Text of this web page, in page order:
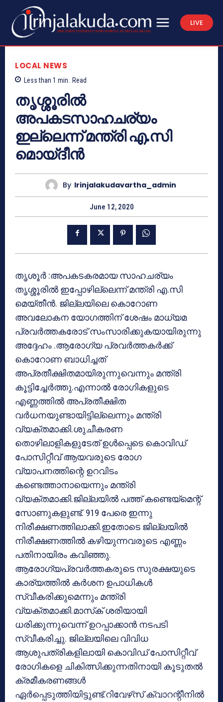
LIVE
LOCAL NEWS
Less than 1 min. Read
തൃശ്ശൂരിൽ
അപകടസാഹചര്യം
ഇല്ലെന്ന് മന്ത്രി എ.സി
മൊയ്‌ദീൻ
By Irinjalakudavartha_admin
June 12, 2020
തൃശൂർ :അപകടകരമായ സാഹചര്യം
തൃശ്ശൂരില്‍ ഇപ്പോഴില്ലെന്ന് മന്ത്രി എ.സി
മെയ്തീന്‍. ജില്ലയിലെ കൊറോണ
അവലോകന യോഗത്തിന് ശേഷം മാധ്യമ
പ്രവര്‍ത്തകരോട് സംസാരിക്കുകയായിരുന്നു
അദ്ദേഹം .ആരോഗ്യ പ്രവര്‍ത്തകര്‍ക്ക്
കൊറോണ ബാധിച്ചത്
അപ്രതീക്ഷിതമായിരുന്നുവെന്നും മന്ത്രി
കൂട്ടിച്ചേര്‍ത്തു.എന്നാല്‍ രോഗികളുടെ
എണ്ണത്തില്‍ അപ്രതീക്ഷിത
വര്‍ധനയുണ്ടായിട്ടില്ലെന്നും മന്ത്രി
വ്യക്തമാക്കി.ശുചീകരണ
തൊഴിലാളികളുടേത് ഉള്‍പ്പെടെ കൊവിഡ്
പോസിറ്റീവ് ആയവരുടെ രോഗ
വ്യാപനത്തിന്റെ ഉറവിടം
കണ്ടെത്താനായെന്നും മന്ത്രി
വ്യക്തമാക്കി.ജില്ലയില്‍ പത്ത് കണ്ടെയ്‌മെന്റ്
സോണുകളുണ്ട്. 919 പേരെ ഇന്നു
നിരീക്ഷണത്തിലാക്കി.ഇതോടെ ജില്ലയില്‍
നിരീക്ഷണത്തില്‍ കഴിയുന്നവരുടെ എണ്ണം
പതിനായിരം കവിഞ്ഞു.
ആരോഗ്യപ്രവര്‍ത്തകരുടെ സുരക്ഷയുടെ
കാര്യത്തില്‍ കര്‍ശന ഉപാധികള്‍
സ്വീകരിക്കുമെന്നും മന്ത്രി
വ്യക്തമാക്കി.മാസ്‌ക് ശരിയായി
ധരിക്കുന്നുവെന്ന് ഉറപ്പാക്കാന്‍ നടപടി
സ്വീകരിച്ചു. ജില്ലയിലെ വിവിധ
ആശുപത്രികളിലായി കൊവിഡ് പോസിറ്റീവ്
രോഗികളെ ചികിത്സിക്കുന്നതിനായി കൂടുതല്‍
ക്രമീകരണങ്ങള്‍
ഏര്‍പ്പെടുത്തിയിട്ടുണ്ട്.റിവേഴ്‌സ് ക്വാറന്റീനില്‍